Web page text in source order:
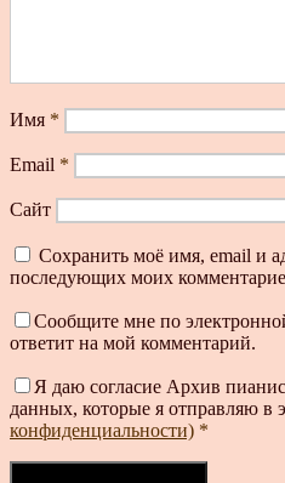
Имя *
Email *
Сайт
Сохранить моё имя, email и
последующих моих
Сообщите мне по
ответит на мой комментарий.
Я даю согласие Архив
данных, которые я отправляю в
конфиденциальности) *